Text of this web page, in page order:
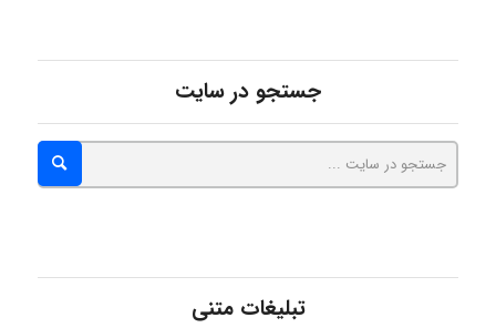
Jafar Tym
جستجو در سایت
تبلیغات متنی